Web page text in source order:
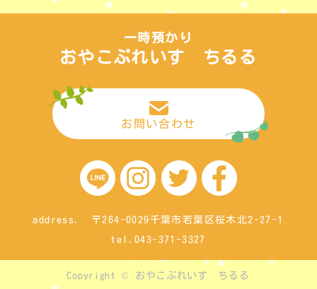
一時預かり
おやこぷれいす ちるる
お問い合わせ
address. 〒264-0029千葉市若葉区桜木北2-27-1
tel.043-371-3327
Copyright © おやこぷれいす ちるる